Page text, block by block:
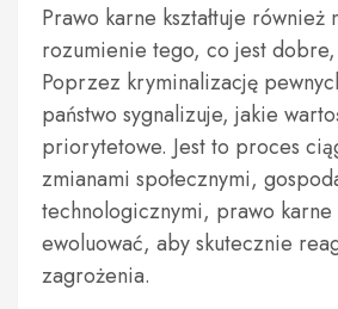
Prawo karne kształtuje również
rozumienie tego, co jest dobre,
Poprzez kryminalizację
państwo sygnalizuje, jakie
priorytetowe. Jest to proces
zmianami społecznymi,
technologicznymi, prawo karne
ewoluować, aby skutecznie
zagrożenia.